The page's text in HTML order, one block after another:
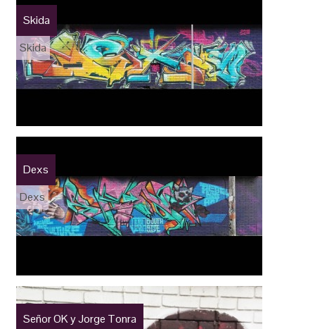
Skida
Skida
Dexs
Dexs
Señor OK y Jorge Tonra